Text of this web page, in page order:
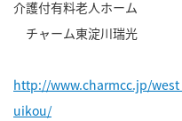
介護付有料老人ホーム
チャーム東淀川瑞光
http://www.charmcc.jp/
uikou/